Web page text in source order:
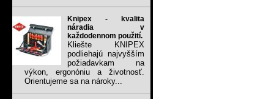
Knipex - kvalita
náradia v
každodennom použití.
Kliešte KNIPEX
podliehajú najvyšším
požiadavkam na
výkon, ergonóniu a životnosť.
Orientujeme sa na nároky...